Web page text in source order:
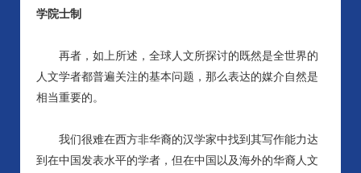
学院士制
再者，如上所述，全球人文所探讨的既然是全世界的
人文学者都普遍关注的基本问题，那么表达的媒介自然是
相当重要的。
我们很难在西方非华裔的汉学家中找到其写作能力达
到在中国发表水平的学者，但在中国以及海外的华裔人文